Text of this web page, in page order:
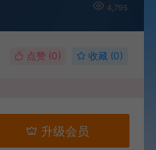
4,795
点赞 (0) 收藏 (0)
升级会员